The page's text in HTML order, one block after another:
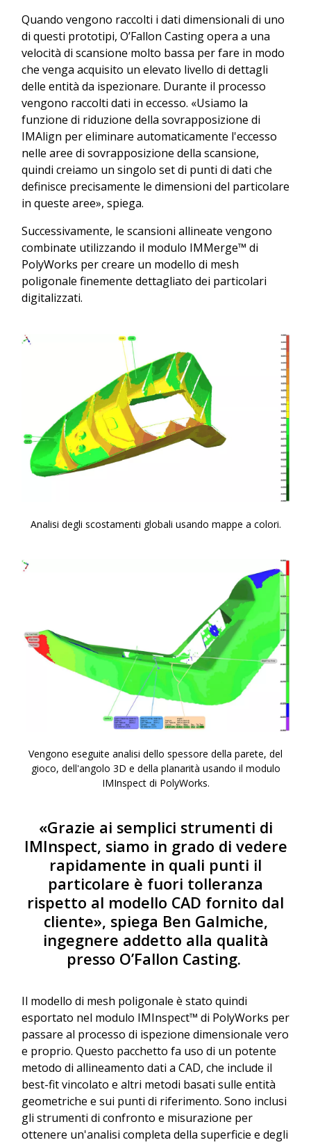
Quando vengono raccolti i dati dimensionali di uno
di questi prototipi, O’Fallon Casting opera a una
velocità di scansione molto bassa per fare in modo
che venga acquisito un elevato livello di dettagli
delle entità da ispezionare. Durante il processo
vengono raccolti dati in eccesso. «Usiamo la
funzione di riduzione della sovrapposizione di
IMAlign per eliminare automaticamente l'eccesso
nelle aree di sovrapposizione della scansione,
quindi creiamo un singolo set di punti di dati che
definisce precisamente le dimensioni del particolare
in queste aree», spiega.
Successivamente, le scansioni allineate vengono
combinate utilizzando il modulo IMMerge™ di
PolyWorks per creare un modello di mesh
poligonale finemente dettagliato dei particolari
digitalizzati.
Analisi degli scostamenti globali usando mappe a colori.
Vengono eseguite analisi dello spessore della parete, del
gioco, dell'angolo 3D e della planarità usando il modulo
IMInspect di PolyWorks.
«Grazie ai semplici strumenti di
IMInspect, siamo in grado di vedere
rapidamente in quali punti il
particolare è fuori tolleranza
rispetto al modello CAD fornito dal
cliente», spiega Ben Galmiche,
ingegnere addetto alla qualità
presso O’Fallon Casting.
Il modello di mesh poligonale è stato quindi
esportato nel modulo IMInspect™ di PolyWorks per
passare al processo di ispezione dimensionale vero
e proprio. Questo pacchetto fa uso di un potente
metodo di allineamento dati a CAD, che include il
best-fit vincolato e altri metodi basati sulle entità
geometriche e sui punti di riferimento. Sono inclusi
gli strumenti di confronto e misurazione per
ottenere un'analisi completa della superficie e degli